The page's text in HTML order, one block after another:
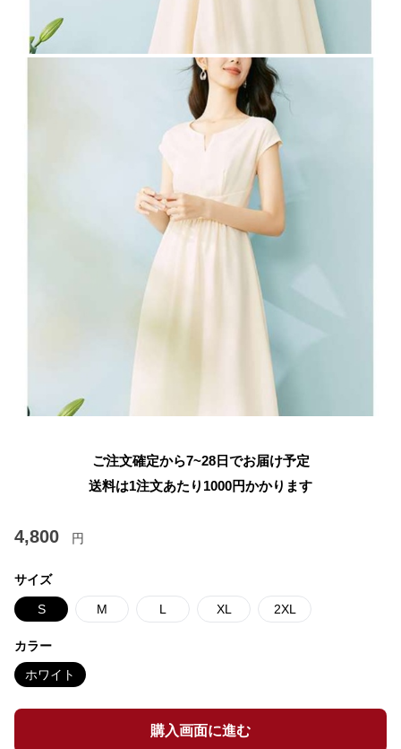
ご注文確定から7~28日でお届け予定
送料は1注文あたり 1000円かかります
4,800 円
サイズ
S M L XL 2XL
カラー
ホワイト
購入画面に進む